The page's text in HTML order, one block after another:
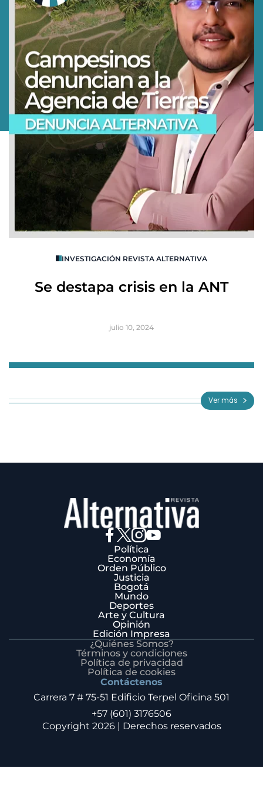
INVESTIGACIÓN REVISTA ALTERNATIVA
Se destapa crisis en la ANT
julio 10, 2024
3
Ver más
Política
Economía
Orden Público
Justicia
Bogotá
Mundo
Deportes
Arte y Cultura
Opinión
Edición Impresa
¿Quiénes Somos?
Términos y condiciones
Política de privacidad
Política de cookies
Contáctenos
Carrera 7 # 75-51 Edificio Terpel Oficina 501
+57 (601) 3176506
Copyright 2026 | Derechos reservados